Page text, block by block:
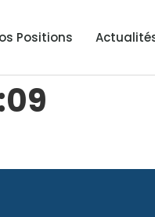
Positions